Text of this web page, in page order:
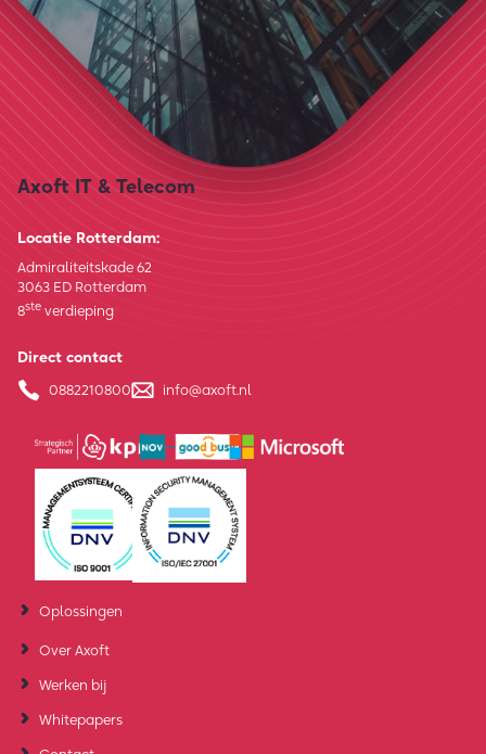
Axoft IT & Telecom
Locatie Rotterdam:
Admiraliteitskade 62
3063 ED Rotterdam
8ste verdieping
Direct contact
0882210800 info@axoft.nl
Oplossingen
Over Axoft
Werken bij
Whitepapers